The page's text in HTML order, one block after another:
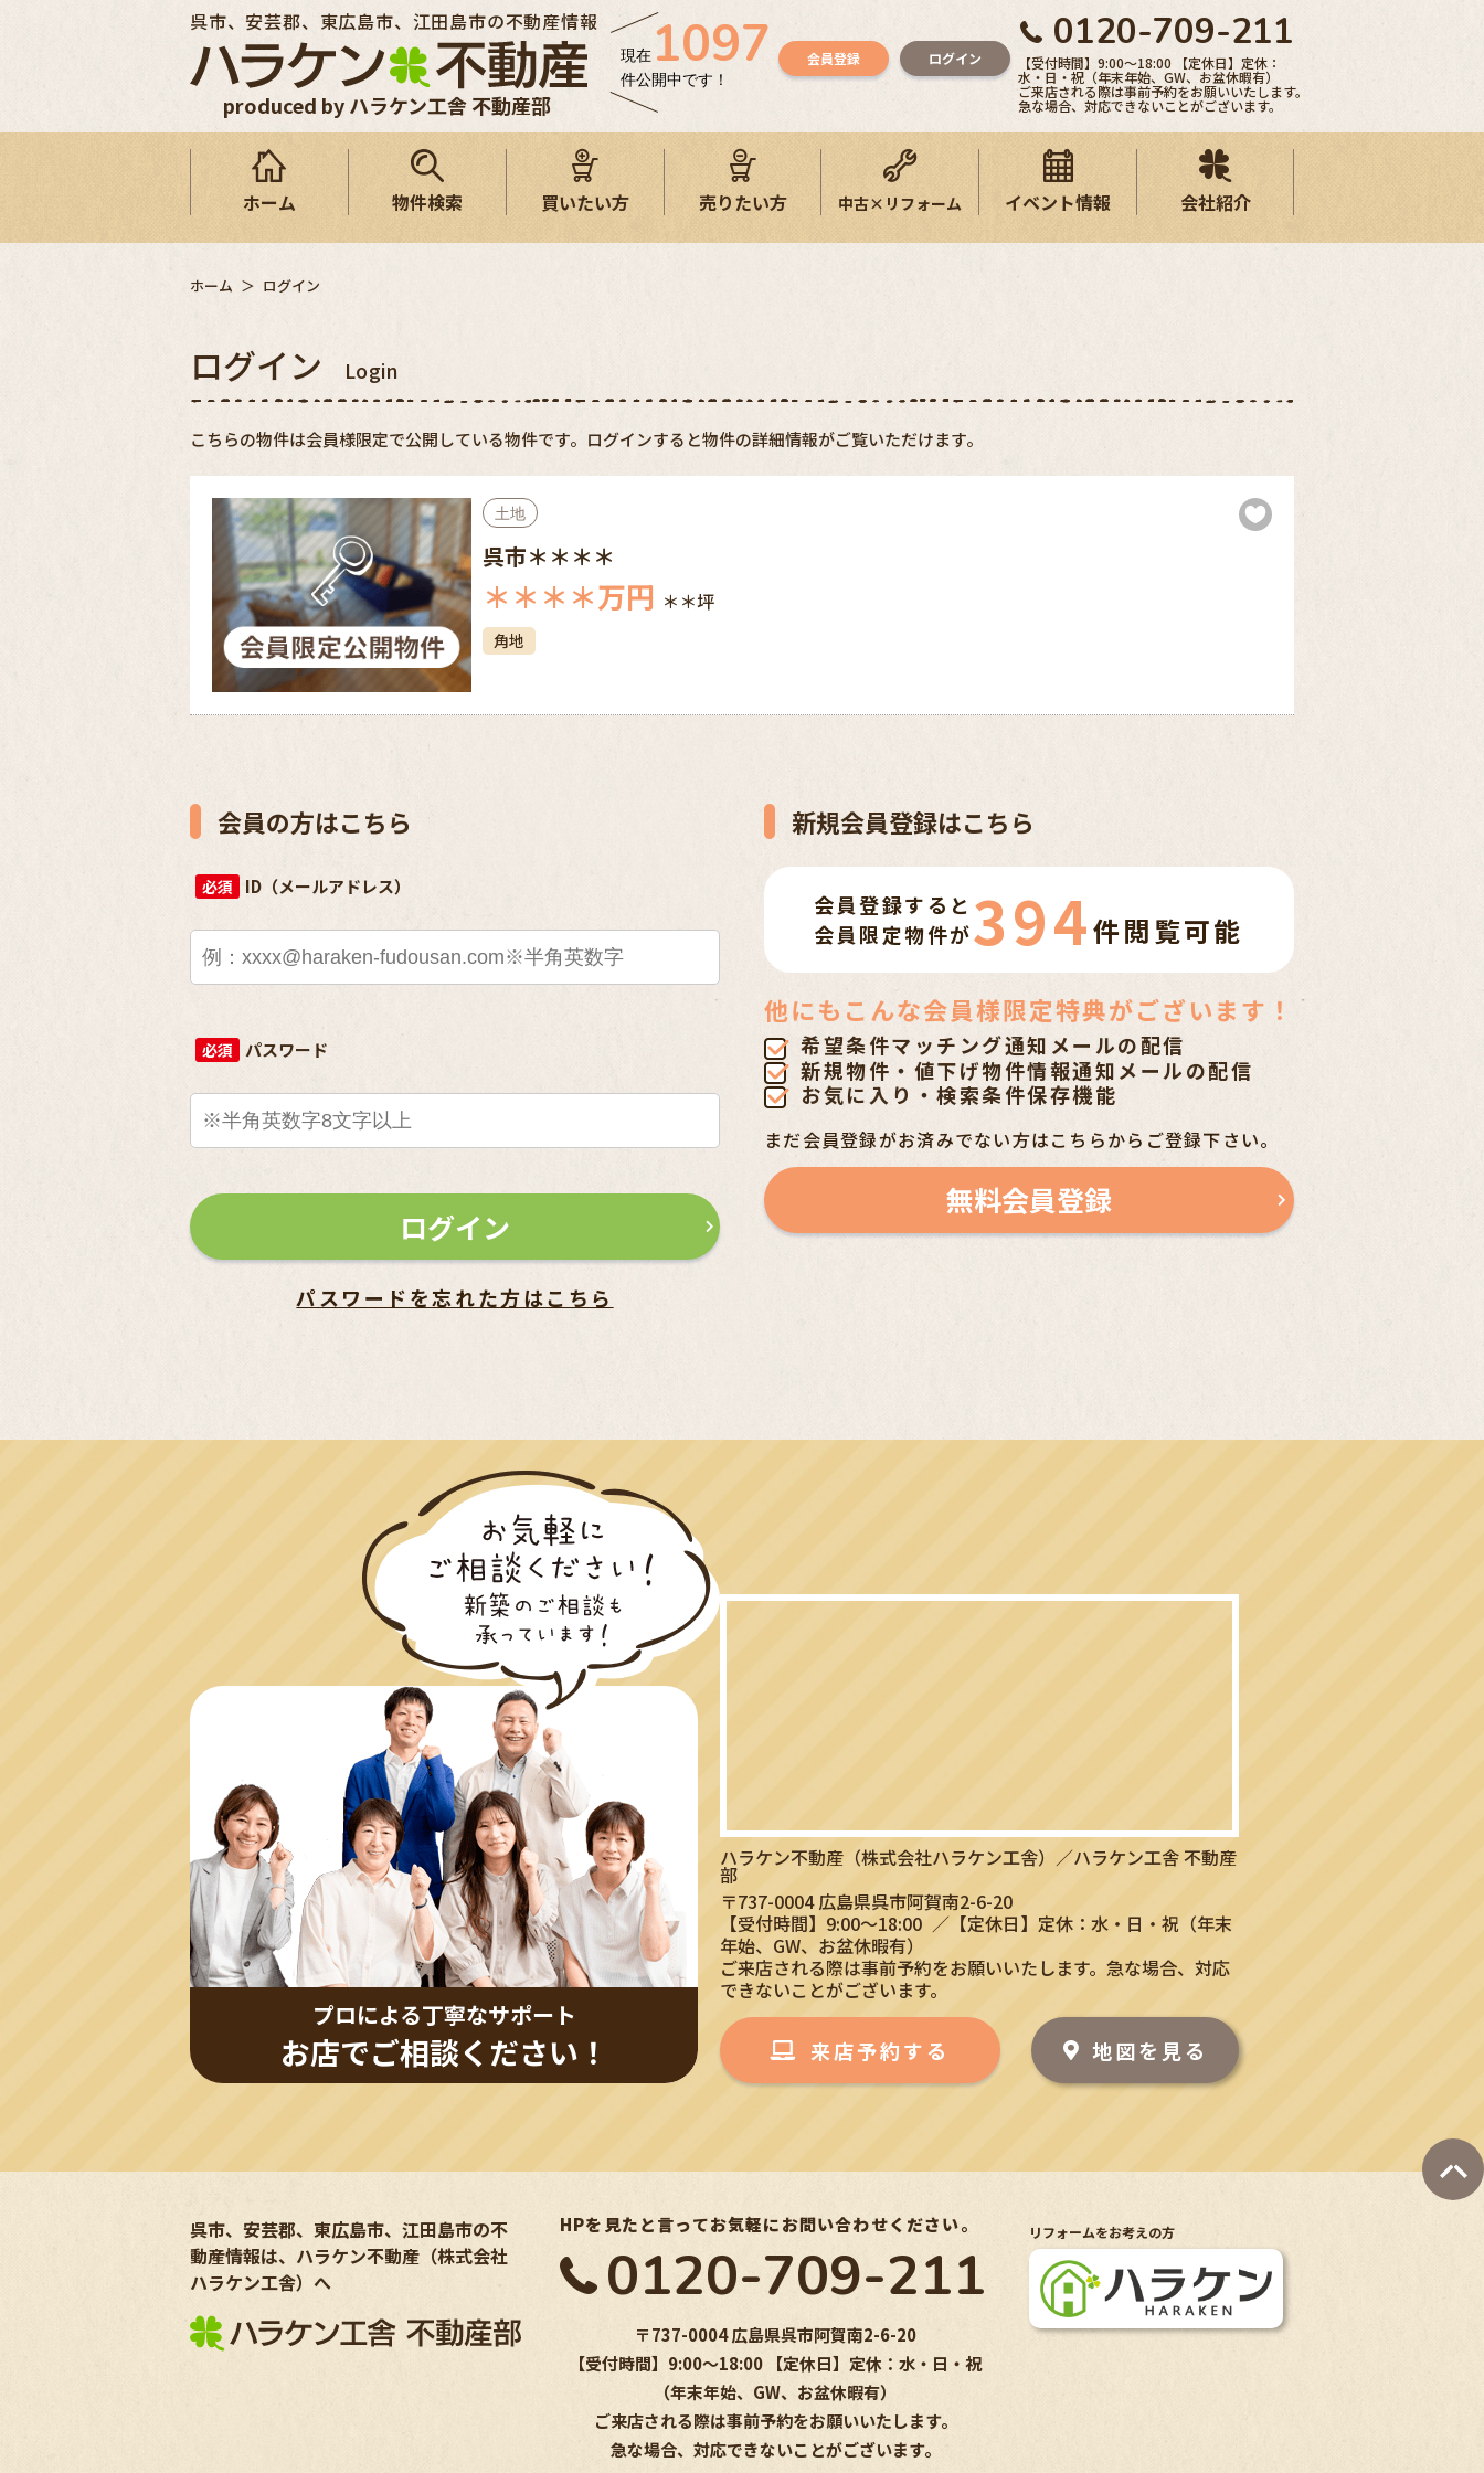
produced by ハラケン工舎 不動産部
呉市、安芸郡、東広島市、江田島市の不動産情報
現在 1097
件公開中です！
会員登録 ログイン
0120-709-211
【受付時間】9:00〜18:00 【定休日】定休：
水・日・祝（年末年始、GW、お盆休暇有）
ご来店される際は事前予約をお願いいたします。
急な場合、対応できないことがございます。
ホーム 物件検索 買いたい方 売りたい方 中古×リフォーム イベント情報 会社紹介
ホーム ログイン
ログイン Login
こちらの物件は会員様限定で公開している物件です。ログインすると物件の詳細情報がご覧いただけます。
土地
呉市＊＊＊＊
＊＊＊＊万円 ＊＊坪
角地
会員の方はこちら
必須 ID（メールアドレス）
必須 パスワード
ログイン
パスワードを忘れた方はこちら
新規会員登録はこちら
会員登録すると
会員限定物件が394件閲覧可能
他にもこんな会員様限定特典がございます！
希望条件マッチング通知メールの配信
新規物件・値下げ物件情報通知メールの配信
お気に入り・検索条件保存機能
まだ会員登録がお済みでない方はこちらからご登録下さい。
無料会員登録
プロによる丁寧なサポート
お店でご相談ください！
ハラケン不動産（株式会社ハラケン工舎）／ハラケン工舎 不動産
部
〒737-0004 広島県呉市阿賀南2-6-20
【受付時間】9:00〜18:00 ／【定休日】定休：水・日・祝（年末
年始、GW、お盆休暇有）
ご来店される際は事前予約をお願いいたします。急な場合、対応
できないことがございます。
地図を見る
来店予約する
呉市、安芸郡、東広島市、江田島市の不
動産情報は、ハラケン不動産（株式会社
ハラケン工舎）へ
HPを見たと言ってお気軽にお問い合わせください。
0120-709-211
〒737-0004 広島県呉市阿賀南2-6-20
【受付時間】9:00〜18:00 【定休日】定休：水・日・祝
（年末年始、GW、お盆休暇有）
ご来店される際は事前予約をお願いいたします。
急な場合、対応できないことがございます。
リフォームをお考えの方